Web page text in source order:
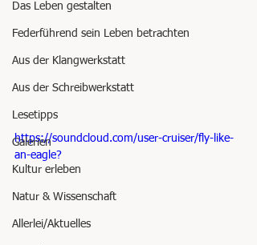
Das Leben gestalten
Federführend sein Leben betrachten
Aus der Klangwerkstatt
Aus der Schreibwerkstatt
Lesetipps
Galerien
Kultur erleben
Natur & Wissenschaft
Allerlei/Aktuelles
https://soundcloud.com/user-cruiser/fly-like-
an-eagle?